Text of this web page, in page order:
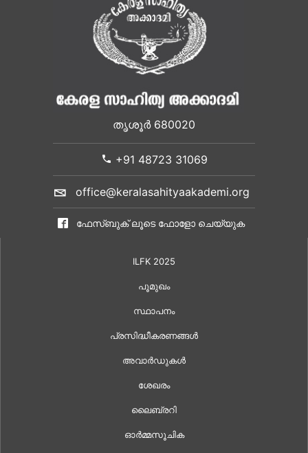
തൃശൂർ 680020
+91 48723 31069
office@keralasahityaakademi.org
ഫേസ്ബുക് ലൂടെ ഫോളോ ചെയ്യുക
ILFK 2025
പൂമുഖം
സ്ഥാപനം
പ്രസിദ്ധീകരണങ്ങൾ
അവാർഡുകൾ
ശേഖരം
ലൈബ്രറി
ഓർമ്മസൂചിക